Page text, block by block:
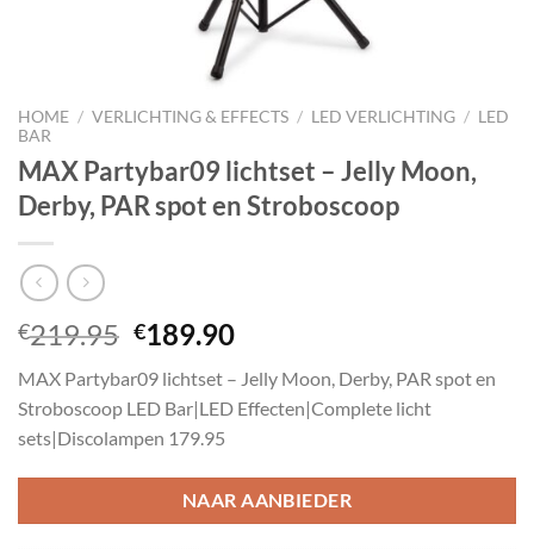
HOME / VERLICHTING & EFFECTS / LED VERLICHTING / LED
BAR
MAX Partybar09 lichtset – Jelly Moon,
Derby, PAR spot en Stroboscoop
€219.95 Oorspronkelijke
was:
€219.95.
€189.90Huidige
is:
€189.90.
MAX Partybar09 lichtset – Jelly Moon, Derby, PAR spot en
Stroboscoop LED Bar|LED Effecten|Complete licht
sets|Discolampen 179.95
NAAR AANBIEDER